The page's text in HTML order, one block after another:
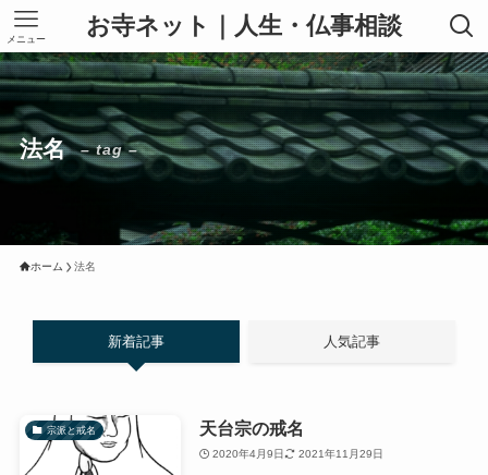
お寺ネット｜人生・仏事相談
メニュー
法名 – tag –
ホーム 法名
新着記事 人気記事
宗派と戒名 天台宗の戒名
2020年4月9日 2021年11月29日